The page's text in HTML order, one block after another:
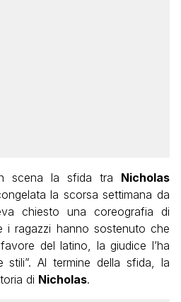
scena la sfida tra Nicholas
la scorsa settimana da
chiesto una coreografia di
i ragazzi hanno sostenuto che
del latino, la giudice l’ha
stili”. Al termine della sfida, la
di Nicholas.